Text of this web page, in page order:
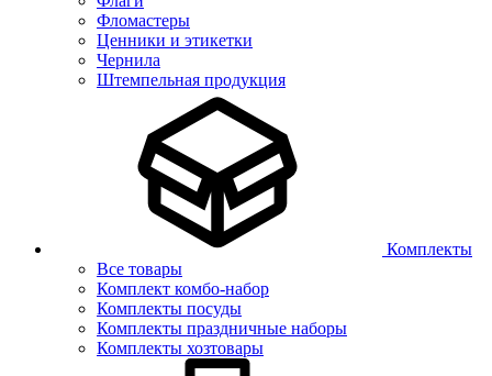
Фломастеры
Ценники и этикетки
Чернила
Штемпельная продукция
Комплекты
Все товары
Комплект комбо-набор
Комплекты посуды
Комплекты праздничные наборы
Комплекты хозтовары